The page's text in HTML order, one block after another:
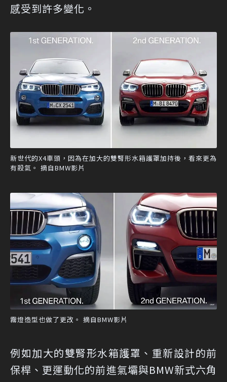
感受到許多變化。
新世代的X4車頭，因為在加大的雙腎形水箱護罩加持後，看來更為
有殺氣。 摘自BMW影片
霧燈造型也做了更改。 摘自BMW影片
例如加大的雙腎形水箱護罩、重新設計的前
保桿、更運動化的前進氣壩與BMW新式六角